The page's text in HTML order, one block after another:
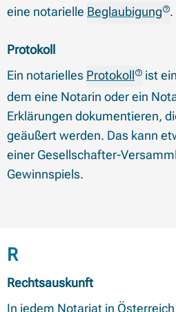
eine notarielle Beglaubigung .
Protokoll
Ein notarielles Protokoll
ist
dem eine Notarin oder ein
Erklärungen dokumentieren,
geäußert werden. Das kann
einer Gesellschafter-
Gewinnspiels.
Begriffe mit
R
Rechtsauskunft
In jedem Notariat in